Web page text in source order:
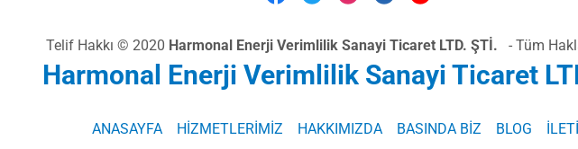
Telif Hakkı © 2020 Harmonal Enerji Verimlilik Sanayi Ticaret LTD. ŞTİ. - Tüm
Harmonal Enerji Verimlilik Sanayi Ticaret
ANASAYFA HİZMETLERİMİZ HAKKIMIZDA BASINDA BİZ BLOG